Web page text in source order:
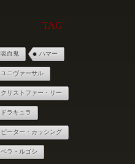
TAG
吸血鬼 ハマー
ユニヴァーサル
クリストファー・リー
ドラキュラ
ピーター・カッシング
ベラ・ルゴシ